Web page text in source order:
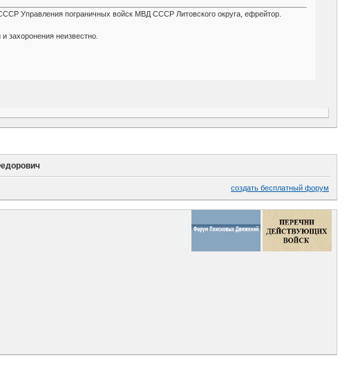
Управления пограничных войск МВД СССР Литовского округа, ефрейтор.
захоронения неизвестно.
создать бесплатный форум